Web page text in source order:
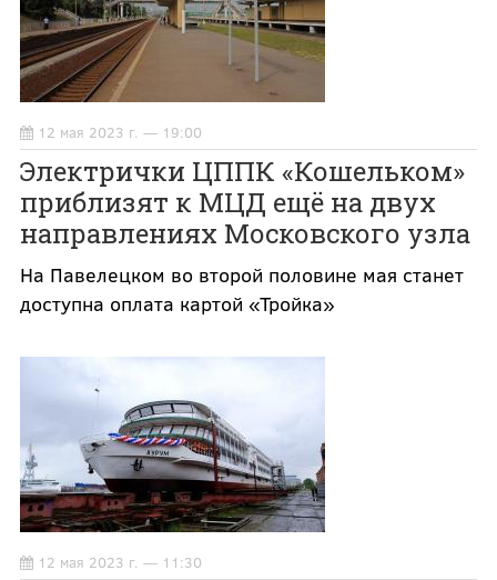
12 мая 2023 г. — 19:00
Электрички ЦППК «Кошельком»
приблизят к МЦД ещё на двух
направлениях Московского узла
На Павелецком во второй половине мая станет
доступна оплата картой «Тройка»
12 мая 2023 г. — 11:30